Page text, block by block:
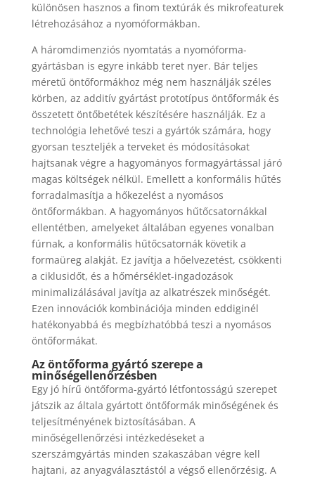
különösen hasznos a finom textúrák és mikrofeaturek
létrehozásához a nyomóformákban.
A háromdimenziós nyomtatás a nyomóforma-
gyártásban is egyre inkább teret nyer. Bár teljes
méretű öntőformákhoz még nem használják széles
körben, az additív gyártást prototípus öntőformák és
összetett öntőbetétek készítésére használják. Ez a
technológia lehetővé teszi a gyártók számára, hogy
gyorsan teszteljék a terveket és módosításokat
hajtsanak végre a hagyományos formagyártással járó
magas költségek nélkül. Emellett a konformális hűtés
forradalmasítja a hőkezelést a nyomásos
öntőformákban. A hagyományos hűtőcsatornákkal
ellentétben, amelyeket általában egyenes vonalban
fúrnak, a konformális hűtőcsatornák követik a
formaüreg alakját. Ez javítja a hőelvezetést, csökkenti
a ciklusidőt, és a hőmérséklet-ingadozások
minimalizálásával javítja az alkatrészek minőségét.
Ezen innovációk kombinációja minden eddiginél
hatékonyabbá és megbízhatóbbá teszi a nyomásos
öntőformákat.
Az öntőforma gyártó szerepe a
minőségellenőrzésben
Egy jó hírű öntőforma-gyártó létfontosságú szerepet
játszik az általa gyártott öntőformák minőségének és
teljesítményének biztosításában. A
minőségellenőrzési intézkedéseket a
szerszámgyártás minden szakaszában végre kell
hajtani, az anyagválasztástól a végső ellenőrzésig. A